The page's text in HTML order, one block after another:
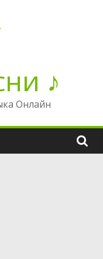
♪
Онлайн